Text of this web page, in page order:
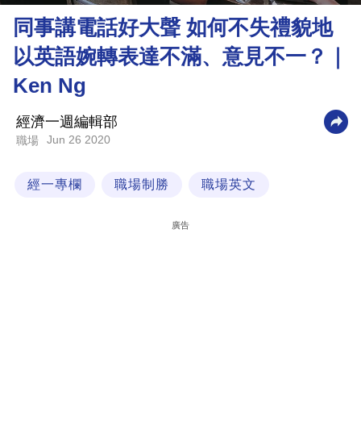
理
財
商
科
技
同事講電話好大聲 如何不失禮貌地
以英語婉轉表達不滿、意見不一？｜
Ken Ng
經濟一週編輯部
職場 Jun 26 2020
經一專欄 職場制勝 職場英文
廣告